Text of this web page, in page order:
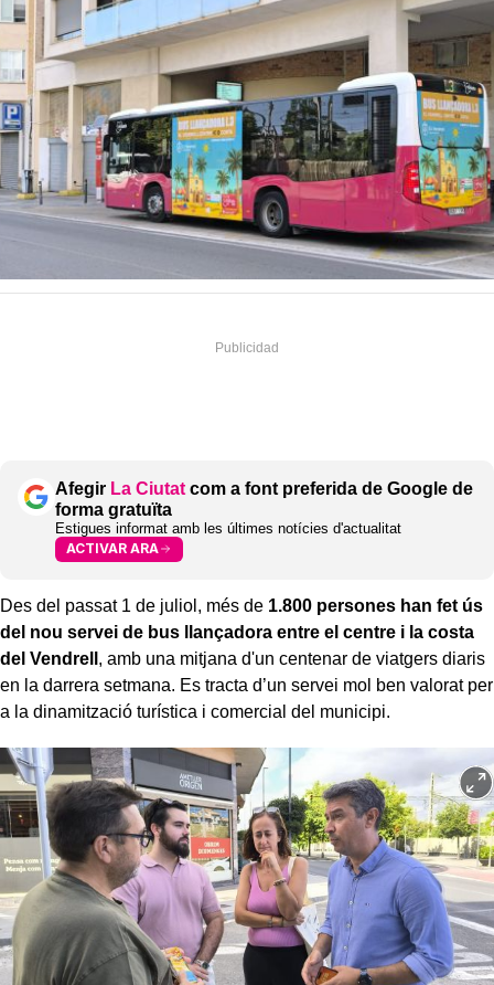
Afegir La Ciutat com a font preferida de Google de
forma gratuïta
Estigues informat amb les últimes notícies d'actualitat
ACTIVAR ARA
Des del passat 1 de juliol, més de 1.800 persones han fet ús
del nou servei de bus llançadora entre el centre i la costa
del Vendrell , amb una mitjana d'un centenar de viatgers diaris
en la darrera setmana. Es tracta d’un servei mol ben valorat per
a la dinamització turística i comercial del municipi.